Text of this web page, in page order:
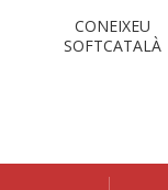
CONEIXEU
SOFTCATALÀ